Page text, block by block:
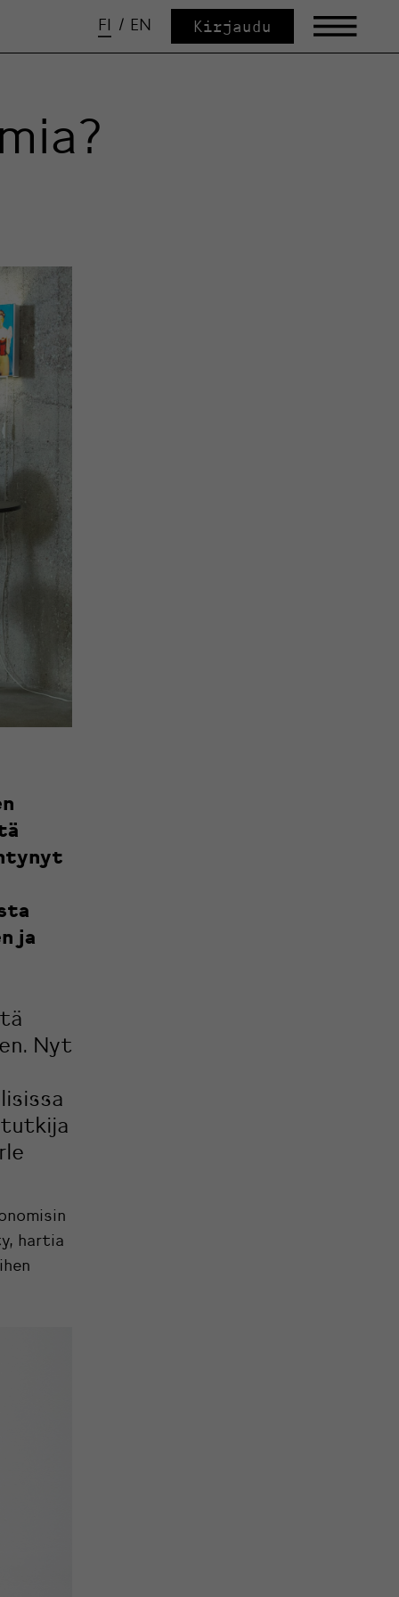
FI / EN Kirjaudu
ja
Nyt
hartia